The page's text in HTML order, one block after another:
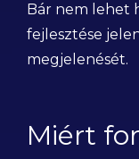
Bár nem lehet
fejlesztése
megjelenését.
Miért